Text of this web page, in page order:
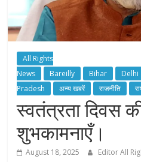
All Rights
News
Bareilly Bihar Delhi
Pradesh
अन्य खबरें राजनीति
स्वतंत्रता दिवस
शुभकामनाएँ।
August 18, 2025 Editor All